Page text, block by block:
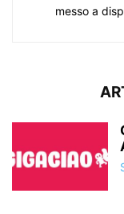
messo a